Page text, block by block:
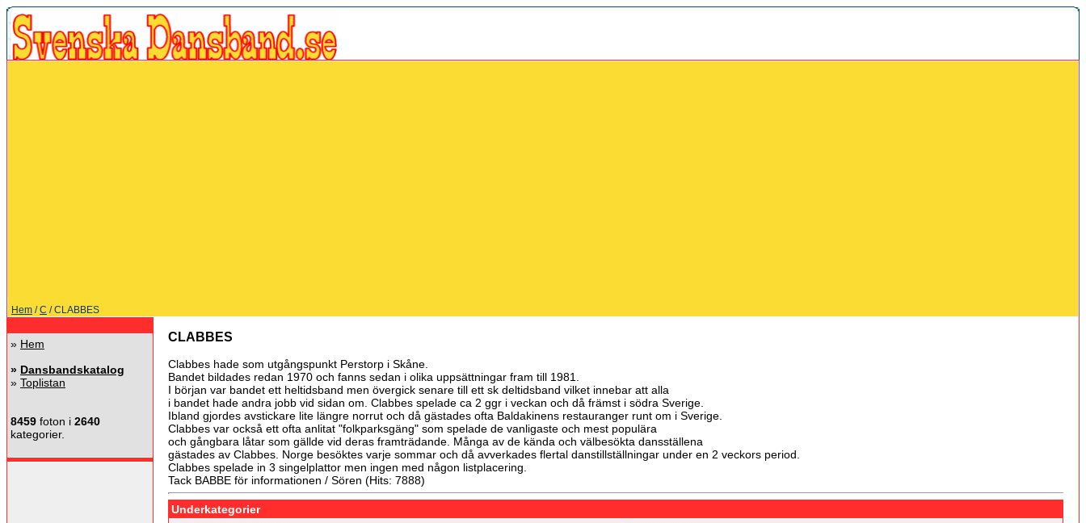
Hem /C / CLABBES
» Hem
» Dansbandskatalog
» Toplistan
8459 foton i 2640
kategorier.
CLABBES
Clabbes hade som utgångspunkt Perstorp i Skåne.
Bandet bildades redan 1970 och fanns sedan i olika uppsättningar fram till 1981.
I början var bandet ett heltidsband men övergick senare till ett sk deltidsband vilket innebar att alla
i bandet hade andra jobb vid sidan om. Clabbes spelade ca 2 ggr i veckan och då främst i södra Sverige.
Ibland gjordes avstickare lite längre norrut och då gästades ofta Baldakinens restauranger runt om i Sverige.
Clabbes var också ett ofta anlitat "folkparksgäng" som spelade de vanligaste och mest populära
och gångbara låtar som gällde vid deras framträdande. Många av de kända och välbesökta dansställena
gästades av Clabbes. Norge besöktes varje sommar och då avverkades flertal danstillställningar under en 2 veckors period.
Clabbes spelade in 3 singelplattor men ingen med någon listplacering.
Tack BABBE för informationen / Sören (Hits: 7888)
Underkategorier